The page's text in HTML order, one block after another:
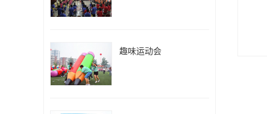
趣味运动会